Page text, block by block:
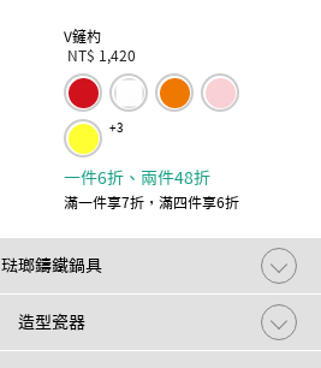
V鏟杓
NT$ 1,420
+3
一件6折、兩件48折
滿一件享7折，滿四件享6折
琺瑯鑄鐵鍋具
造型瓷器